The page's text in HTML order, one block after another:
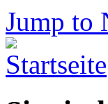
Jump to